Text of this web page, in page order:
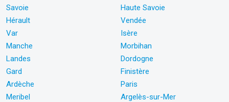
Savoie
Haute Savoie
Hérault
Vendée
Var
Isère
Manche
Morbihan
Landes
Dordogne
Gard
Finistère
Ardèche
Paris
Meribel
Argelès-sur-Mer